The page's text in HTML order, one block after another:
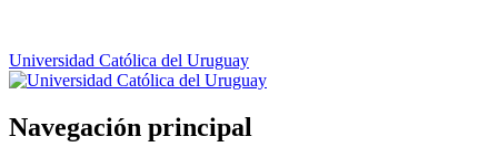
Universidad Católica del Uruguay
Navegación principal